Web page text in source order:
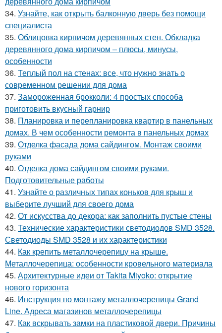
34. Узнайте, как открыть балконную дверь без помощи
специалиста
35. Облицовка кирпичом деревянных стен. Обкладка
деревянного дома кирпичом – плюсы, минусы,
особенности
36. Теплый пол на стенах: все, что нужно знать о
современном решении для дома
37. Замороженная брокколи: 4 простых способа
приготовить вкусный гарнир
38. Планировка и перепланировка квартир в панельных
домах. В чем особенности ремонта в панельных домах
39. Отделка фасада дома сайдингом. Монтаж своими
руками
40. Отделка дома сайдингом своими руками.
Подготовительные работы
41. Узнайте о различных типах коньков для крыш и
выберите лучший для своего дома
42. От искусства до декора: как заполнить пустые стены
43. Технические характеристики светодиодов SMD 3528.
Светодиоды SMD 3528 и их характеристики
44. Как крепить металлочерепицу на крыше.
Металлочерепица: особенности кровельного материала
45. Архитектурные идеи от Takita Miyoko: открытие
нового горизонта
46. Инструкция по монтажу металлочерепицы Grand
Line. Адреса магазинов металлочерепицы
47. Как вскрывать замки на пластиковой двери. Причины